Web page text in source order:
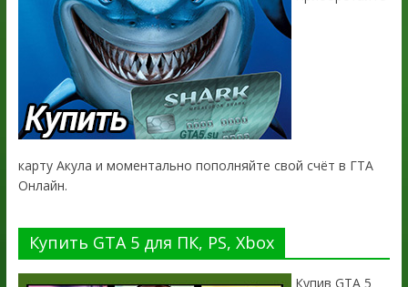
карту Акула и моментально пополняйте свой счёт в ГТА
Онлайн.
Купить GTA 5 для ПК, PS, Xbox
Купив GTA 5